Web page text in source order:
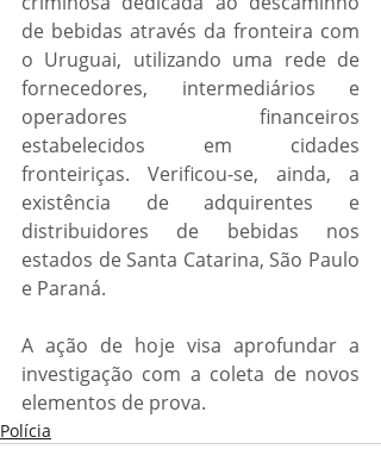
de bebidas através da fronteira com
o Uruguai, utilizando uma rede de
fornecedores, intermediários e
operadores financeiros
estabelecidos em cidades
fronteiriças. Verificou-se, ainda, a
existência de adquirentes e
distribuidores de bebidas nos
estados de Santa Catarina, São Paulo
e Paraná.
A ação de hoje visa aprofundar a
investigação com a coleta de novos
elementos de prova.
Polícia